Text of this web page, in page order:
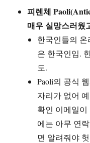
피렌체
매우 실망스러웠
한국인들의
은 한국인임.
도.
Paoli의 공식
자리가 없어
확인 이메일
에는 아무 연
면 알려줘야